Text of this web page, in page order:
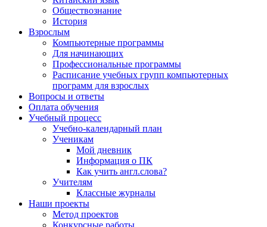
Обществознание
История
Взрослым
Компьютерные программы
Для начинающих
Профессиональные программы
Расписание учебных групп компьютерных
программ для взрослых
Вопросы и ответы
Оплата обучения
Учебный процесс
Учебно-календарный план
Ученикам
Мой дневник
Информация о ПК
Как учить англ.слова?
Учителям
Классные журналы
Наши проекты
Метод проектов
Конкурсные работы